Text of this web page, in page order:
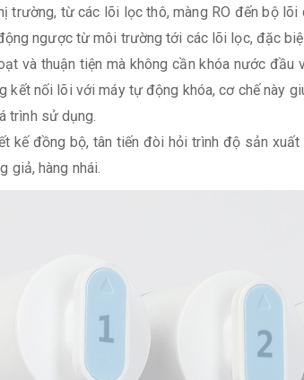
trường, từ các lõi lọc thô, màng RO đến bộ
ngược từ môi trường tới các lõi lọc, đặc
và thuận tiện mà không cần khóa nước
nối lõi với máy tự động khóa, cơ chế này
trình sử dụng.
kế đồng bộ, tân tiến đòi hỏi trình độ sản
giả, hàng nhái.